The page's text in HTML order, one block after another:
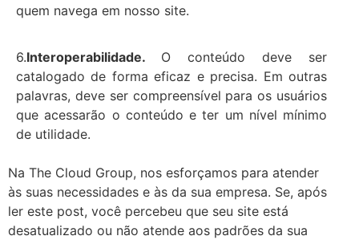
quem navega em nosso site.
6.Interoperabilidade. O conteúdo deve ser
catalogado de forma eficaz e precisa. Em outras
palavras, deve ser compreensível para os usuários
que acessarão o conteúdo e ter um nível mínimo
de utilidade.
Na The Cloud Group, nos esforçamos para atender
às suas necessidades e às da sua empresa. Se, após
ler este post, você percebeu que seu site está
desatualizado ou não atende aos padrões da sua